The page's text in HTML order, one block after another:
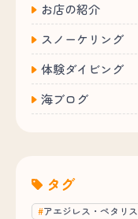
お店の紹介
スノーケリング
体験ダイビング
海ブログ
タグ
アエジレス・ペタリス